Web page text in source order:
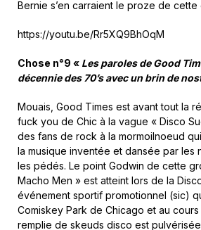
Bernie s’en carraient le proze de cette
https://youtu.be/Rr5XQ9BhOqM
Chose n°9 « Les paroles de Good
décennie des 70’s avec un brin de
Mouais, Good Times est avant tout la
fuck you de Chic à la vague « Disco
des fans de rock à la mormoilnoeud
la musique inventée et dansée par les
les pédés. Le point Godwin de cette
Macho Men » est atteint lors de la
événement sportif promotionnel (sic)
Comiskey Park de Chicago et au
remplie de skeuds disco est pulvérisée